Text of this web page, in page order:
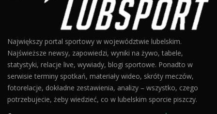
Największy portal sportowy w województwie lubelskim.
Najświeższe newsy, zapowiedzi, wyniki na żywo, tabele,
statystyki, relacje live, wywiady, blogi sportowe. Ponadto w
serwisie terminy spotkań, materiały wideo, skróty meczów,
fotorelacje, dokładne zestawienia, analizy – wszystko, czego
potrzebujecie, żeby wiedzieć, co w lubelskim sporcie piszczy.